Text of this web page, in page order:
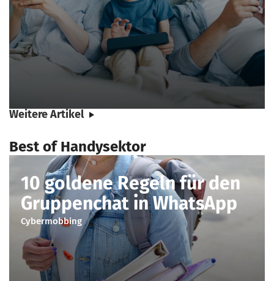
Weitere Artikel
Best of Handysektor
10 goldene Regeln für den
Gruppenchat in WhatsApp
Cybermobbing